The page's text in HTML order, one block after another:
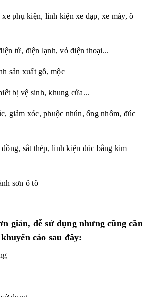
phụ kiện, linh kiện xe đạp, xe máy, ô
tử, điện lạnh, vỏ điện thoại...
sản xuất gỗ, mộc
bị vệ sinh, khung cửa...
giảm xóc, phuộc nhún, ống nhôm, đúc
sắt thép, linh kiện đúc bằng kim
sơn ô tô
giản, dễ sử dụng nhưng cũng cần
cáo sau đây: